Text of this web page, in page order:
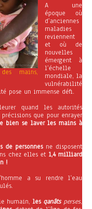
mains,
A une
époque où
d’anciennes
maladies
reviennent
et où de
nouvelles
émergent à
l’échelle
mondiale, la
vulnérabilité
pose un immense défi.
quand les autorités
que pour enrayer
bien se laver les mains à
personnesne disposent
chez elles et 1,4 milliard
!
a su rendre l’eau
humain, les qanâts perses,